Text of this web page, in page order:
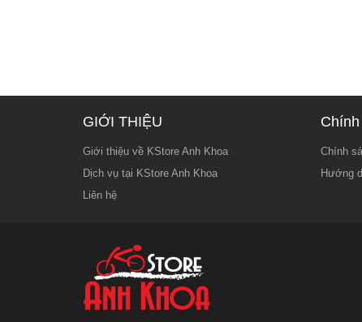
GIỚI THIỆU
Giới thiệu về KStore Anh Khoa
Dịch vụ tại KStore Anh Khoa
Liên hệ
Chính
Hướng